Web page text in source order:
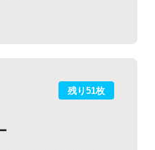
残り51枚